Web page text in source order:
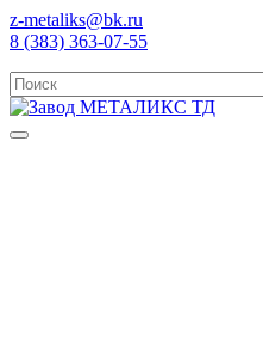
z-metaliks@bk.ru
8 (383) 363-07-55